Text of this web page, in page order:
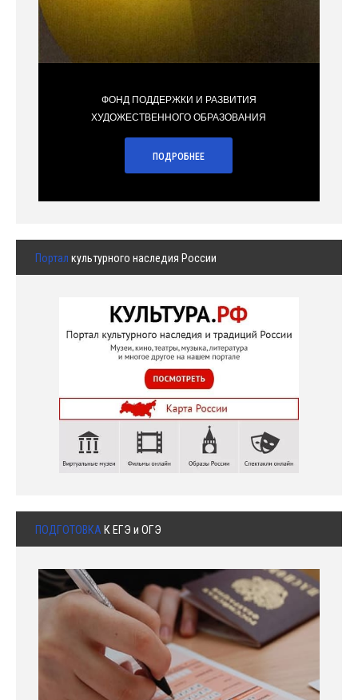
ФОНД ПОДДЕРЖКИ И РАЗВИТИЯ
ХУДОЖЕСТВЕННОГО ОБРАЗОВАНИЯ
ПОДРОБНЕЕ
Портал культурного наследия России
ПОДГОТОВКА К ЕГЭ и ОГЭ